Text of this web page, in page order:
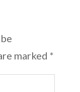
marked *